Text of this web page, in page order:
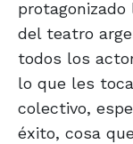
del teatro
todos los
lo que les
colectivo,
éxito, cosa